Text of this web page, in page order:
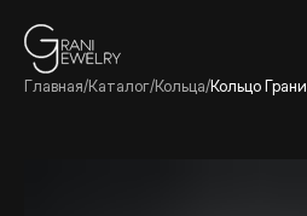
Главная/Каталог/Кольца/Кольцо Грани